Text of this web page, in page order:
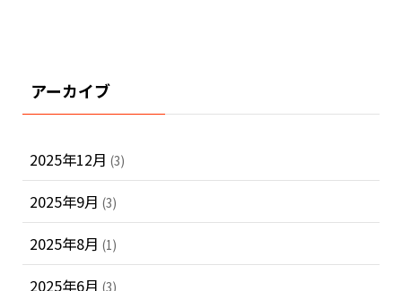
アーカイブ
2025年12月 (3)
2025年9月 (3)
2025年8月 (1)
2025年6月 (3)